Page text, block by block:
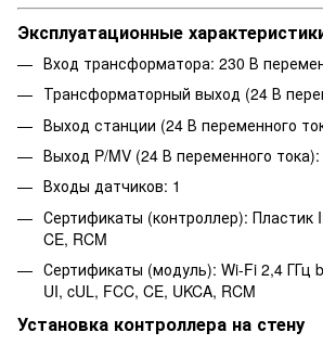
Эксплуатационные
Вход трансформатора: 230 В
Трансформаторный выход (24 В
Выход станции (24 В переменного
Выход P/MV (24 В переменного
Входы датчиков: 1
Сертификаты (контроллер): Пластик
CE, RCM
Сертификаты (модуль): Wi-Fi 2,4 ГГц
UI, cUL, FCC, CE, UKCA, RCM
Установка контроллера на стену